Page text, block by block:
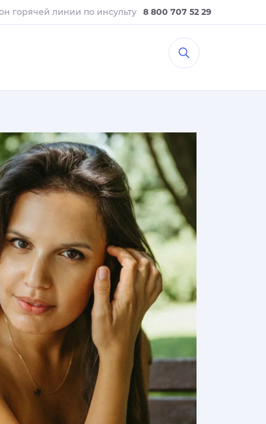
горячей линии по инсульту 8 800 707 52 29